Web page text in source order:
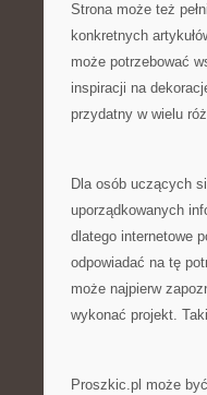
Strona może też
konkretnych
może potrzebować
inspiracji na
przydatny w wielu
Dla osób uczących
uporządkowanych
dlatego internetowe
odpowiadać na tę
może najpierw
wykonać projekt.
Proszkic.pl może